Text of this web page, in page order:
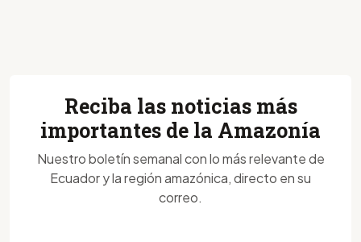
Reciba las noticias más
importantes de la Amazonía
Nuestro boletín semanal con lo más relevante de
Ecuador y la región amazónica, directo en su
correo.